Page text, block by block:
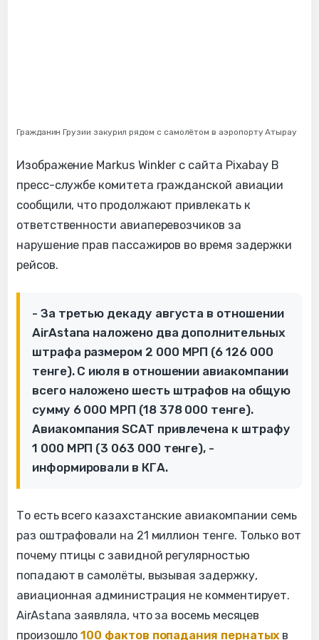
Гражданин Грузии закурил рядом с самолётом в аэропорту Атырау
Изображение Markus Winkler с сайта Pixabay В
пресс-службе комитета гражданской авиации
сообщили, что продолжают привлекать к
ответственности авиаперевозчиков за
нарушение прав пассажиров во время задержки
рейсов.
- За третью декаду августа в отношении
AirAstana наложено два дополнительных
штрафа размером 2 000 МРП (6 126 000
тенге). С июля в отношении авиакомпании
всего наложено шесть штрафов на общую
сумму 6 000 МРП (18 378 000 тенге).
Авиакомпания SCAT привлечена к штрафу
1 000 МРП (3 063 000 тенге), -
информировали в КГА.
То есть всего казахстанские авиакомпании семь
раз оштрафовали на 21 миллион тенге. Только вот
почему птицы с завидной регулярностью
попадают в самолёты, вызывая задержку,
авиационная администрация не комментирует.
AirAstana заявляла, что за восемь месяцев
произошло100 фактов попадания пернатых в